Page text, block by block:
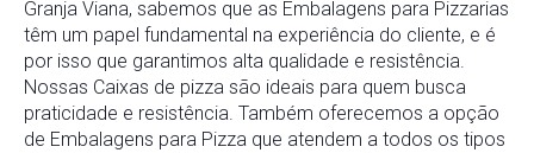
Granja Viana, sabemos que as Embalagens para Pizzarias
têm um papel fundamental na experiência do cliente, e é
por isso que garantimos alta qualidade e resistência.
Nossas Caixas de pizza são ideais para quem busca
praticidade e resistência. Também oferecemos a opção
de Embalagens para Pizza que atendem a todos os tipos